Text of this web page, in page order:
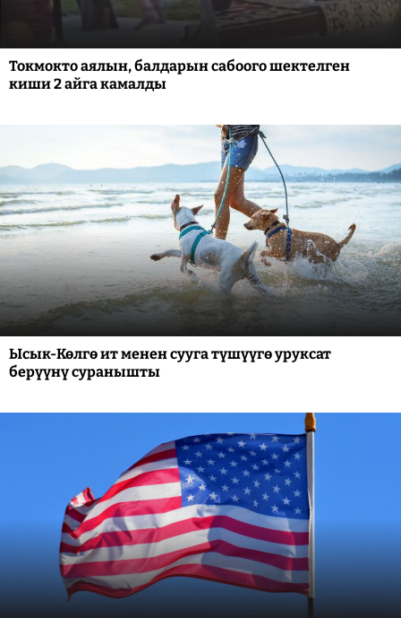
Токмокто аялын, балдарын сабоого шектелген
киши 2 айга камалды
Ысык-Көлгө ит менен сууга түшүүгө уруксат
берүүнү суранышты